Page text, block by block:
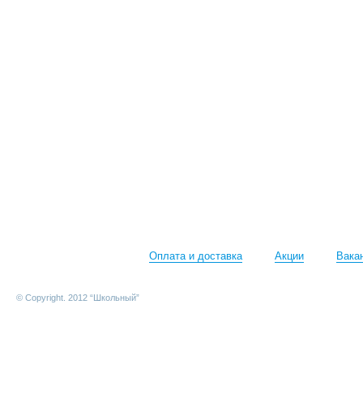
Оплата и доставка Акции
© Copyright. 2012 “Школьный”